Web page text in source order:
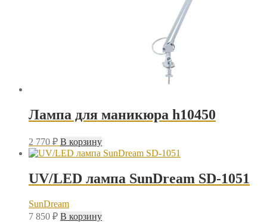
Лампа для маникюра h10450
2 770 ₽ В корзину
UV/LED лампа SunDream SD-1051
SunDream
7 850 ₽ В корзину